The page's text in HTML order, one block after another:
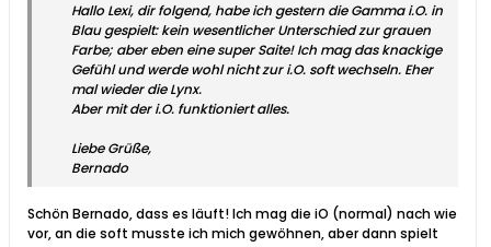
Hallo Lexi, dir folgend, habe ich gestern die Gamma i.O. in
Blau gespielt: kein wesentlicher Unterschied zur grauen
Farbe; aber eben eine super Saite! Ich mag das knackige
Gefühl und werde wohl nicht zur i.O. soft wechseln. Eher
mal wieder die Lynx.
Aber mit der i.O. funktioniert alles.
Liebe Grüße,
Bernado
Schön Bernado, dass es läuft! Ich mag die iO (normal) nach wie
vor, an die soft musste ich mich gewöhnen, aber dann spielt